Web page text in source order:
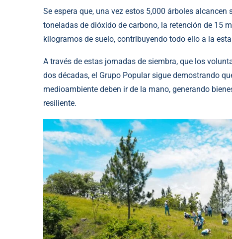
Se espera que, una vez estos 5,000 árboles
toneladas de dióxido de carbono, la retención de 15
kilogramos de suelo, contribuyendo todo ello a la
A través de estas jornadas de siembra, que los
dos décadas, el Grupo Popular sigue demostrando
medioambiente deben ir de la mano, generando
resiliente.